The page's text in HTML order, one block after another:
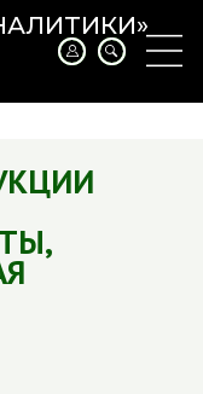
,